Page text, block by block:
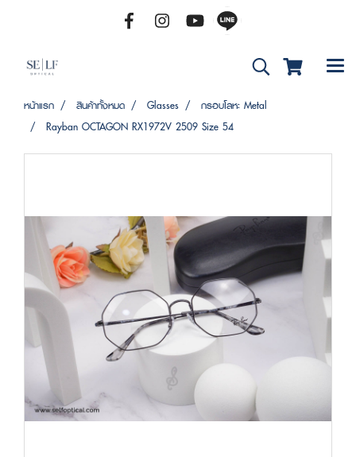
หน้าแรก สินค้าทั้งหมด Glasses
กรอบโลหะ Metal
Rayban OCTAGON RX1972V 2509 Size 54